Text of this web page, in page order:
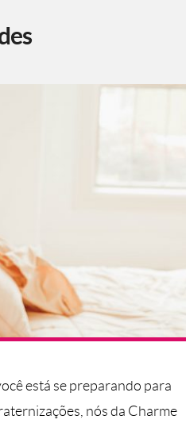
está se preparando para
nós da Charme